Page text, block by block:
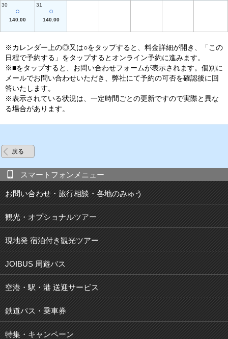
30
○
140.00
31
○
140.00
※カレンダー上の◎又は○をタップすると、料金詳細が開き、「この
日程で予約する」をタップするとオンライン予約に進みます。
※■をタップすると、お問い合わせフォームが表示されます。個別に
メールでお問い合わせいただき、弊社にて予約の可否を確認後に回
答いたします。
※表示されている状況は、一定時間ごとの更新ですので実際と異な
る場合があります。
戻る
スマートフォンメニュー
お問い合わせ・旅行相談・各地のみゅう
観光・オプショナルツアー
現地発 宿泊付き観光ツアー
JOIBUS 周遊バス
空港・駅・港 送迎サービス
鉄道パス・乗車券
特集・キャンペーン